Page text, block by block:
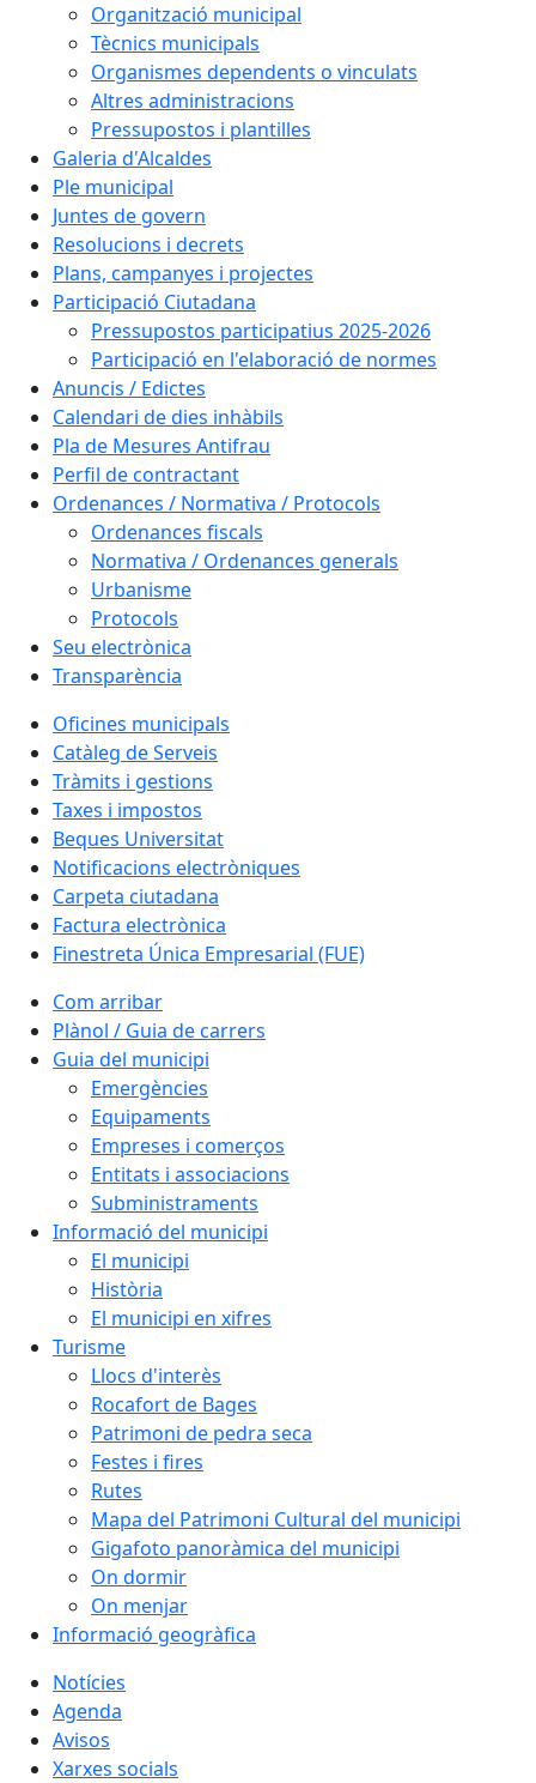
Organització municipal
Tècnics municipals
Organismes dependents o vinculats
Altres administracions
Pressupostos i plantilles
Galeria d'Alcaldes
Ple municipal
Juntes de govern
Resolucions i decrets
Plans, campanyes i projectes
Participació Ciutadana
Pressupostos participatius 2025-2026
Participació en l'elaboració de normes
Anuncis / Edictes
Calendari de dies inhàbils
Pla de Mesures Antifrau
Perfil de contractant
Ordenances / Normativa / Protocols
Ordenances fiscals
Normativa / Ordenances generals
Urbanisme
Protocols
Seu electrònica
Transparència
Oficines municipals
Catàleg de Serveis
Tràmits i gestions
Taxes i impostos
Beques Universitat
Notificacions electròniques
Carpeta ciutadana
Factura electrònica
Finestreta Única Empresarial (FUE)
Com arribar
Plànol / Guia de carrers
Guia del municipi
Emergències
Equipaments
Empreses i comerços
Entitats i associacions
Subministraments
Informació del municipi
El municipi
Història
El municipi en xifres
Turisme
Llocs d'interès
Rocafort de Bages
Patrimoni de pedra seca
Festes i fires
Rutes
Mapa del Patrimoni Cultural del municipi
Gigafoto panoràmica del municipi
On dormir
On menjar
Informació geogràfica
Notícies
Agenda
Avisos
Xarxes socials